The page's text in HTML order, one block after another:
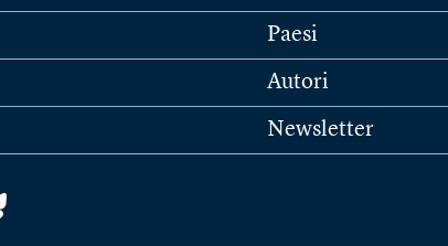
Paesi
Autori
Newsletter